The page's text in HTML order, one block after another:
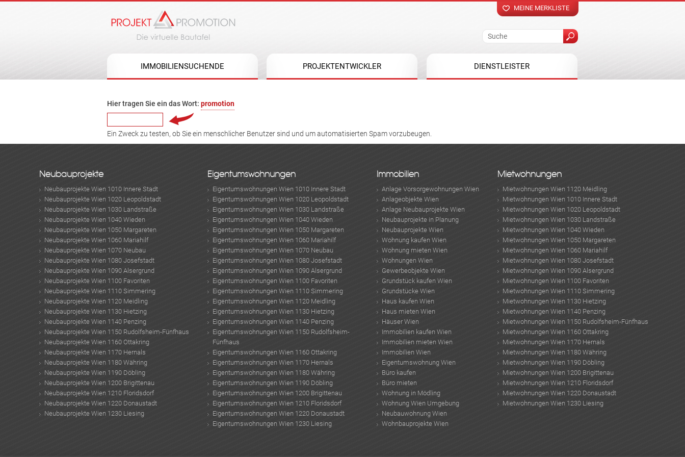
MEINE MERKLISTE
IMMOBILIENSUCHENDE PROJEKTENTWICKLER DIENSTLEISTER
Hier tragen Sie ein das Wort: promotion
Ein Zweck zu testen, ob Sie ein menschlicher Benutzer sind und um automatisierten Spam vorzubeugen.
Neubauprojekte
Neubauprojekte Wien 1010 Innere Stadt
Neubauprojekte Wien 1020 Leopoldstadt
Neubauprojekte Wien 1030 Landstraße
Neubauprojekte Wien 1040 Wieden
Neubauprojekte Wien 1050 Margareten
Neubauprojekte Wien 1060 Mariahilf
Neubauprojekte Wien 1070 Neubau
Neubauprojekte Wien 1080 Josefstadt
Neubauprojekte Wien 1090 Alsergrund
Neubauprojekte Wien 1100 Favoriten
Neubauprojekte Wien 1110 Simmering
Neubauprojekte Wien 1120 Meidling
Neubauprojekte Wien 1130 Hietzing
Neubauprojekte Wien 1140 Penzing
Neubauprojekte Wien 1150 Rudolfsheim-Fünfhaus
Neubauprojekte Wien 1160 Ottakring
Neubauprojekte Wien 1170 Hernals
Neubauprojekte Wien 1180 Währing
Neubauprojekte Wien 1190 Döbling
Neubauprojekte Wien 1200 Brigittenau
Neubauprojekte Wien 1210 Floridsdorf
Neubauprojekte Wien 1220 Donaustadt
Neubauprojekte Wien 1230 Liesing
Eigentumswohnungen
Eigentumswohnungen Wien 1010 Innere Stadt
Eigentumswohnungen Wien 1020 Leopoldstadt
Eigentumswohnungen Wien 1030 Landstraße
Eigentumswohnungen Wien 1040 Wieden
Eigentumswohnungen Wien 1050 Margareten
Eigentumswohnungen Wien 1060 Mariahilf
Eigentumswohnungen Wien 1070 Neubau
Eigentumswohnungen Wien 1080 Josefstadt
Eigentumswohnungen Wien 1090 Alsergrund
Eigentumswohnungen Wien 1100 Favoriten
Eigentumswohnungen Wien 1110 Simmering
Eigentumswohnungen Wien 1120 Meidling
Eigentumswohnungen Wien 1130 Hietzing
Eigentumswohnungen Wien 1140 Penzing
Eigentumswohnungen Wien 1150 Rudolfsheim-
Fünfhaus
Eigentumswohnungen Wien 1160 Ottakring
Eigentumswohnungen Wien 1170 Hernals
Eigentumswohnungen Wien 1180 Währing
Eigentumswohnungen Wien 1190 Döbling
Eigentumswohnungen Wien 1200 Brigittenau
Eigentumswohnungen Wien 1210 Floridsdorf
Eigentumswohnungen Wien 1220 Donaustadt
Eigentumswohnungen Wien 1230 Liesing
Immobilien
Anlage Vorsorgewohnungen Wien
Anlageobjekte Wien
Anlage Neubauprojekte Wien
Neubauprojekte in Planung
Neubauprojekte Wien
Wohnung kaufen Wien
Wohnung mieten Wien
Wohnungen Wien
Gewerbeobjekte Wien
Grundstück kaufen Wien
Grundstücke Wien
Haus kaufen Wien
Haus mieten Wien
Häuser Wien
Immobilien kaufen Wien
Immobilien mieten Wien
Immobilien Wien
Eigentumswohnung Wien
Büro kaufen
Büro mieten
Wohnung in Mödling
Wohnung Wien Umgebung
Neubauwohnung Wien
Wohnbauprojekte Wien
Mietwohnungen
Mietwohnungen Wien 1120 Meidling
Mietwohnungen Wien 1010 Innere Stadt
Mietwohnungen Wien 1020 Leopoldstadt
Mietwohnungen Wien 1030 Landstraße
Mietwohnungen Wien 1040 Wieden
Mietwohnungen Wien 1050 Margareten
Mietwohnungen Wien 1060 Mariahilf
Mietwohnungen Wien 1080 Josefstadt
Mietwohnungen Wien 1090 Alsergrund
Mietwohnungen Wien 1100 Favoriten
Mietwohnungen Wien 1110 Simmering
Mietwohnungen Wien 1130 Hietzing
Mietwohnungen Wien 1140 Penzing
Mietwohnungen Wien 1150 Rudolfsheim-Fünfhaus
Mietwohnungen Wien 1160 Ottakring
Mietwohnungen Wien 1170 Hernals
Mietwohnungen Wien 1180 Währing
Mietwohnungen Wien 1190 Döbling
Mietwohnungen Wien 1200 Brigittenau
Mietwohnungen Wien 1210 Floridsdorf
Mietwohnungen Wien 1220 Donaustadt
Mietwohnungen Wien 1230 Liesing